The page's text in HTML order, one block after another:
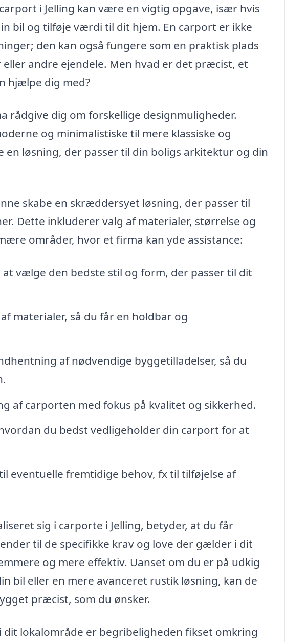
i Jelling kan være en vigtig opgave, især hvis
bil og tilføje værdi til dit hjem. En carport er ikke
den kan også fungere som en praktisk plads
andre ejendele. Men hvad er det præcist, et
hjælpe dig med?
rådgive dig om forskellige designmuligheder.
og minimalistiske til mere klassiske og
løsning, der passer til din boligs arkitektur og din
skabe en skræddersyet løsning, der passer til
Dette inkluderer valg af materialer, størrelse og
områder, hvor et firma kan yde assistance:
vælge den bedste stil og form, der passer til dit
materialer, så du får en holdbar og
af nødvendige byggetilladelser, så du
af carporten med fokus på kvalitet og sikkerhed.
du bedst vedligeholder din carport for at
eventuelle fremtidige behov, fx til tilføjelse af
sig i carporte i Jelling, betyder, at du får
til de specifikke krav og love der gælder i dit
og mere effektiv. Uanset om du er på udkig
bil eller en mere avanceret rustik løsning, kan de
præcist, som du ønsker.
lokalområde er begribeligheden fikset omkring